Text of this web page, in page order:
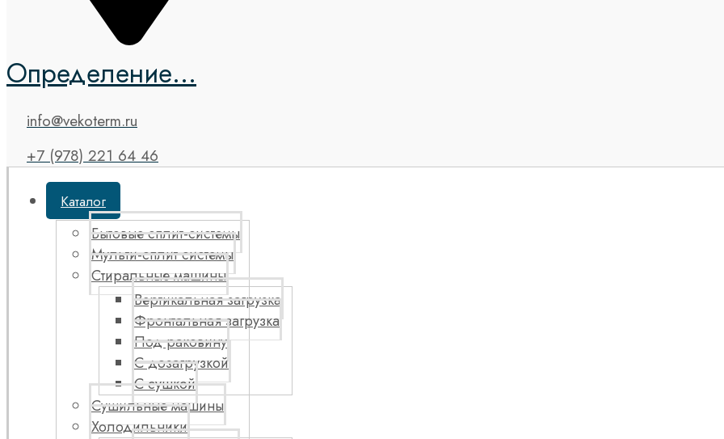
Определение...
info@vekoterm.ru
+7 (978) 221 64 46
Каталог
Бытовые сплит-системы
Мульти-сплит системы
Стиральные машины
Вертикальная загрузка
Фронтальная загрузка
Под раковину
С дозагрузкой
С сушкой
Сушильные машины
Холодильники